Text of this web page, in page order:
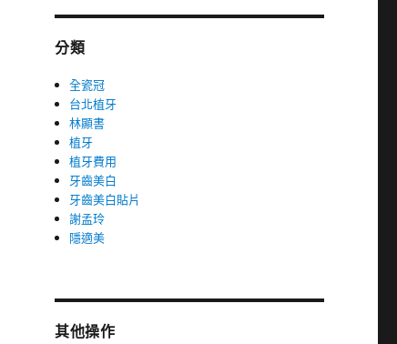
分類
全瓷冠
台北植牙
林顯書
植牙
植牙費用
牙齒美白
牙齒美白貼片
謝孟玲
隱適美
其他操作